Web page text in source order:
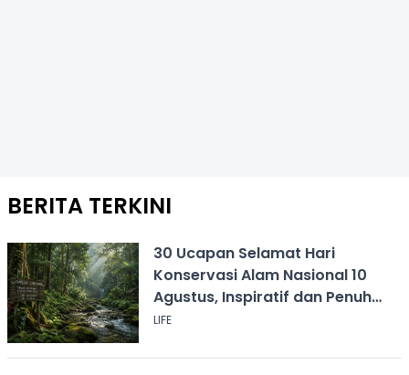
BERITA TERKINI
30 Ucapan Selamat Hari
Konservasi Alam Nasional 10
Agustus, Inspiratif dan Penuh
Pesan
LIFE